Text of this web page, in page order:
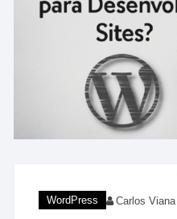
WordPress Carlos Viana